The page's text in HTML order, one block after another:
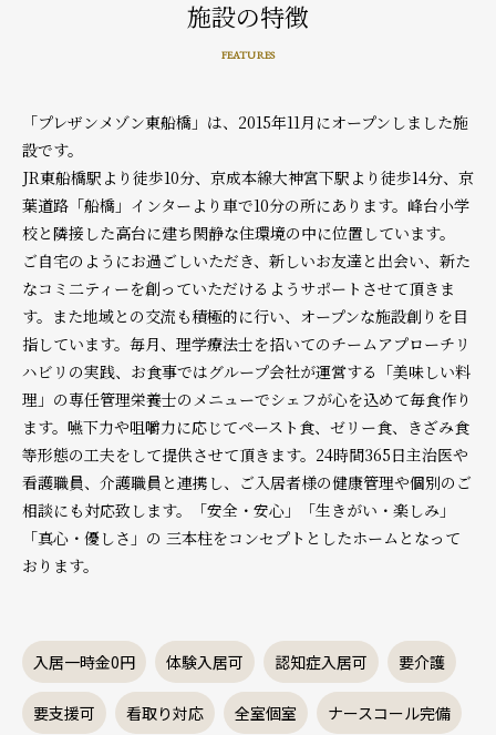
施設の特徴
FEATURES
「プレザンメゾン東船橋」は、2015年11月にオープンしました施
設です。
JR東船橋駅より徒歩10分、京成本線大神宮下駅より徒歩14分、京
葉道路「船橋」インターより車で10分の所にあります。峰台小学
校と隣接した高台に建ち閑静な住環境の中に位置しています。
ご自宅のようにお過ごしいただき、新しいお友達と出会い、新た
なコミ二ティーを創っていただけるようサポートさせて頂きま
す。また地域との交流も積極的に行い、オープンな施設創りを目
指しています。毎月、理学療法士を招いてのチームアプローチリ
ハビリの実践、お食事ではグループ会社が運営する「美味しい料
理」の専任管理栄養士のメニューでシェフが心を込めて毎食作り
ます。嚥下力や咀嚼力に応じてペースト食、ゼリー食、きざみ食
等形態の工夫をして提供させて頂きます。24時間365日主治医や
看護職員、介護職員と連携し、ご入居者様の健康管理や個別のご
相談にも対応致します。「安全・安心」「生きがい・楽しみ」
「真心・優しさ」の 三本柱をコンセプトとしたホームとなって
おります。
入居一時金0円 体験入居可 認知症入居可 要介護
要支援可 看取り対応 全室個室 ナースコール完備